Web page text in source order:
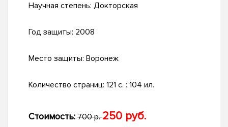
Научная степень: Докторская
Год защиты: 2008
Место защиты: Воронеж
Количество страниц: 121 с. : 104 ил.
Стоимость: 700 р.250 руб.